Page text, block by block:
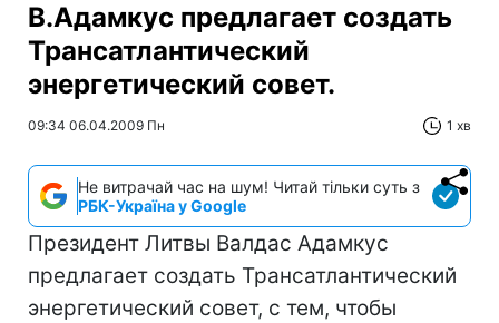
В.Адамкус предлагает создать
Трансатлантический
энергетический совет.
09:34 06.04.2009 Пн 1 хв
Не витрачай час на шум! Читай тільки суть з
РБК-Україна у Google
Президент Литвы Валдас Адамкус
предлагает создать Трансатлантический
энергетический совет, с тем, чтобы